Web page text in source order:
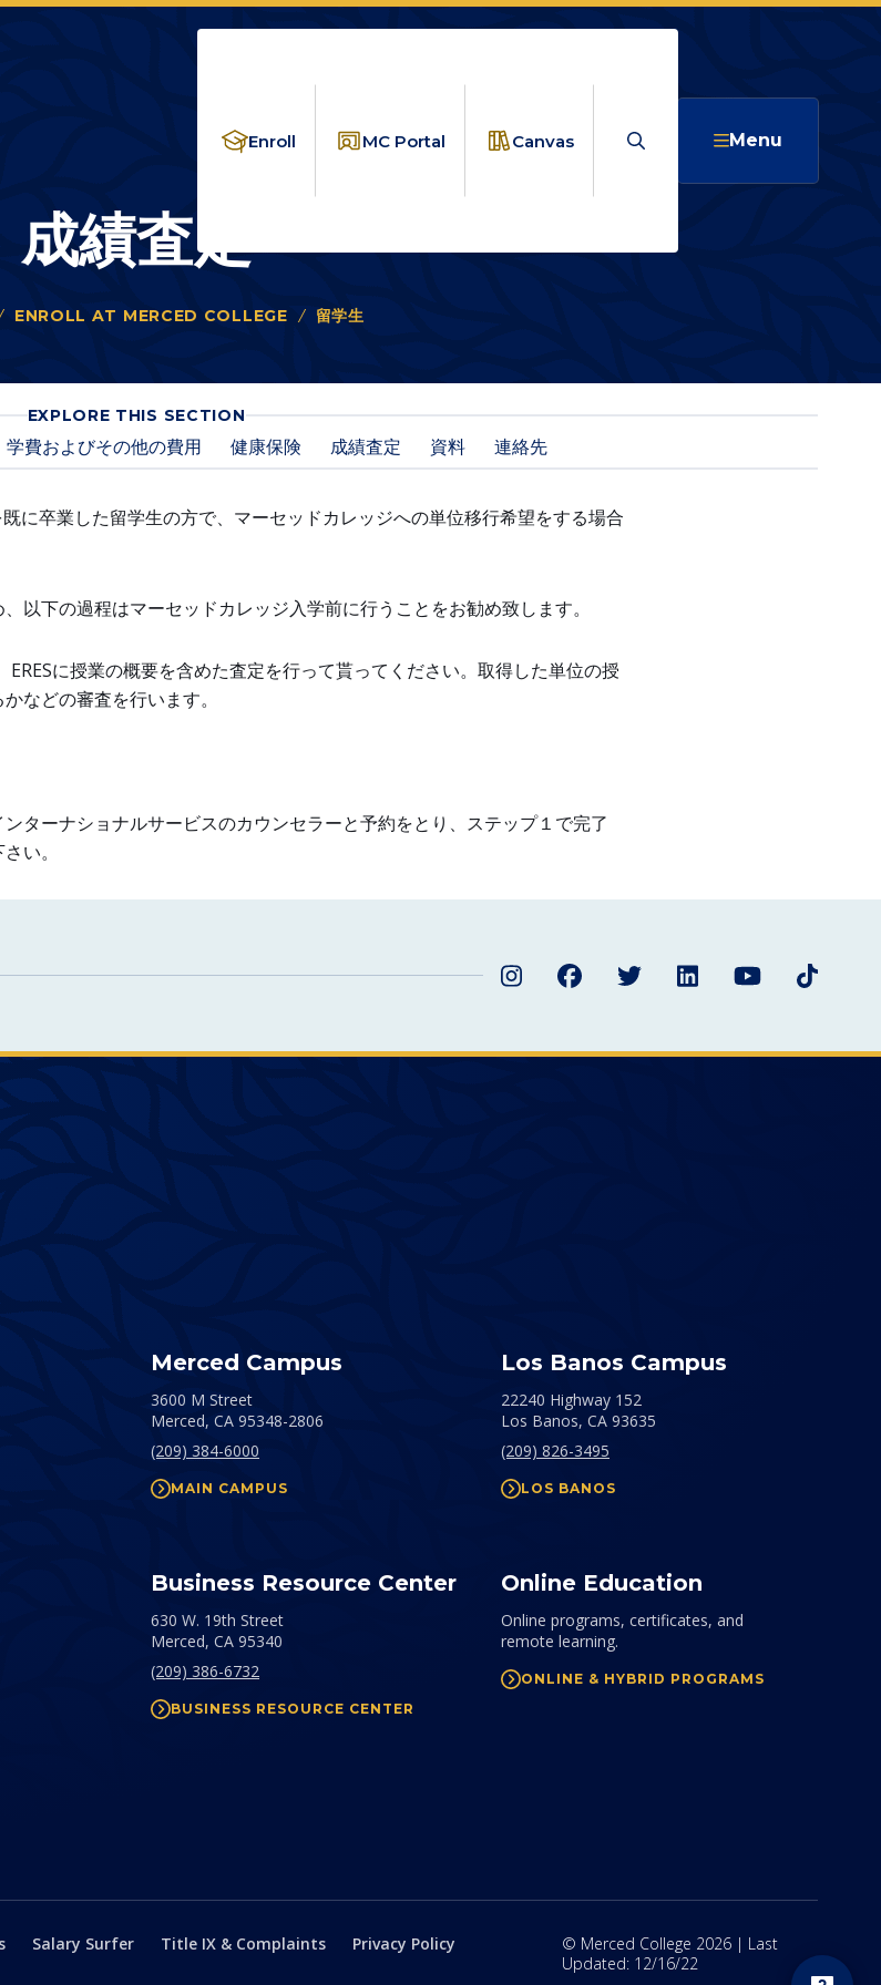
Enroll MC Portal Canvas Search Menu
成績査定
ENROLL AT MERCED COLLEGE 留学生成績査定
EXPLORE THIS SECTIONFOR
成
績
査
学費およびその他の費用 健康保険 成績査定 資料 連絡先
に卒業した留学生の方で、マーセッドカレッジへの単位移行希望をする場合
以下の過程はマーセッドカレッジ入学前に行うことをお勧め致します。
ERESに授業の概要を含めた査定を行って貰ってください。取得した単位の授
などの審査を行います。
ターナショナルサービスのカウンセラーと予約をとり、ステップ１で完了
い。
Merced Campus
3600 M Street
Merced, CA 95348-2806
(209) 384-6000
MAIN CAMPUS
Los Banos Campus
22240 Highway 152
Los Banos, CA 93635
(209) 826-3495
LOS BANOS
Business Resource Center
630 W. 19th Street
Merced, CA 95340
(209) 386-6732
BUSINESS RESOURCE CENTER
Online Education
Online programs, certificates, and
remote learning.
ONLINE & HYBRID PROGRAMS
Salary Surfer Title IX & Complaints
Privacy Policy
© Merced College 2026 | Last
Updated: 12/16/22